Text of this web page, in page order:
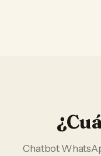
Chatbot